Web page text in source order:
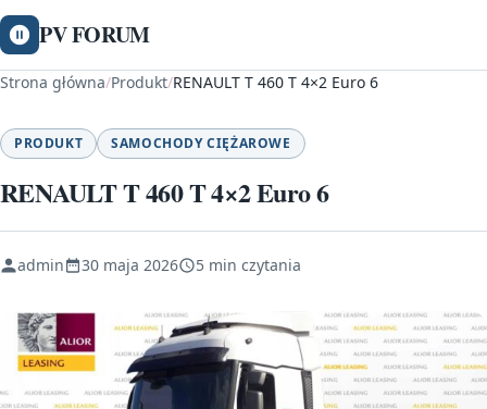
PV FORUM
Strona główna/Produkt/RENAULT T 460 T 4×2 Euro 6
PRODUKT SAMOCHODY CIĘŻAROWE
RENAULT T 460 T 4×2 Euro 6
admin 30 maja 2026 5 min czytania